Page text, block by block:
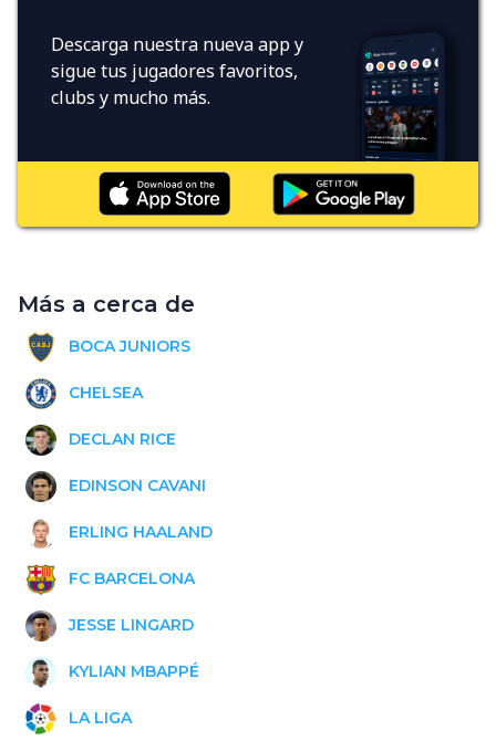
Descarga nuestra nueva app y
sigue tus jugadores favoritos,
clubs y mucho más.
Más a cerca de
BOCA JUNIORS
CHELSEA
DECLAN RICE
EDINSON CAVANI
ERLING HAALAND
FC BARCELONA
JESSE LINGARD
KYLIAN MBAPPÉ
LA LIGA